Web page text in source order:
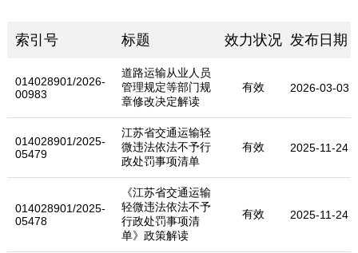
索引号 标题 效力状况 发布日期
014028901/2026-
00983
道路运输从业人员
管理规定等部门规
章修改决定解读
有效 2026-03-03
014028901/2025-
05479
江苏省交通运输轻
微违法依法不予行
政处罚事项清单
有效 2025-11-24
014028901/2025-
05478
《江苏省交通运输
轻微违法依法不予
行政处罚事项清
单》政策解读
有效 2025-11-24